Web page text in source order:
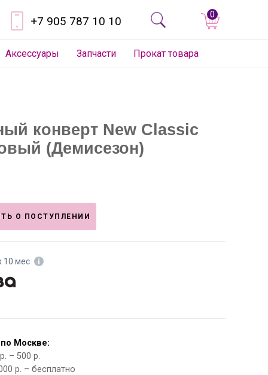
+7 905 787 10 10 0
Аксессуары Запчасти Прокат товара
конверт New Classic
(Демисезон)
О ПОСТУПЛЕНИИ
10 мес
Москве:
– 500 р.
р. – бесплатно